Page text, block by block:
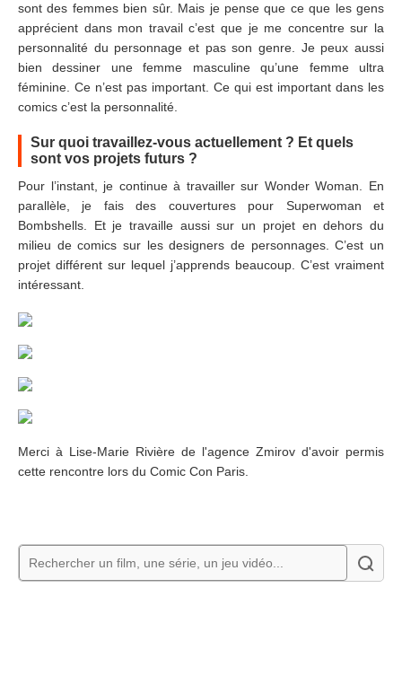
sont des femmes bien sûr. Mais je pense que ce que les gens
apprécient dans mon travail c’est que je me concentre sur la
personnalité du personnage et pas son genre. Je peux aussi
bien dessiner une femme masculine qu’une femme ultra
féminine. Ce n’est pas important. Ce qui est important dans les
comics c’est la personnalité.
Sur quoi travaillez-vous actuellement ? Et quels
sont vos projets futurs ?
Pour l’instant, je continue à travailler sur Wonder Woman. En
parallèle, je fais des couvertures pour Superwoman et
Bombshells. Et je travaille aussi sur un projet en dehors du
milieu de comics sur les designers de personnages. C’est un
projet différent sur lequel j’apprends beaucoup. C’est vraiment
intéressant.
Merci à Lise-Marie Rivière de l'agence Zmirov d'avoir permis
cette rencontre lors du Comic Con Paris.